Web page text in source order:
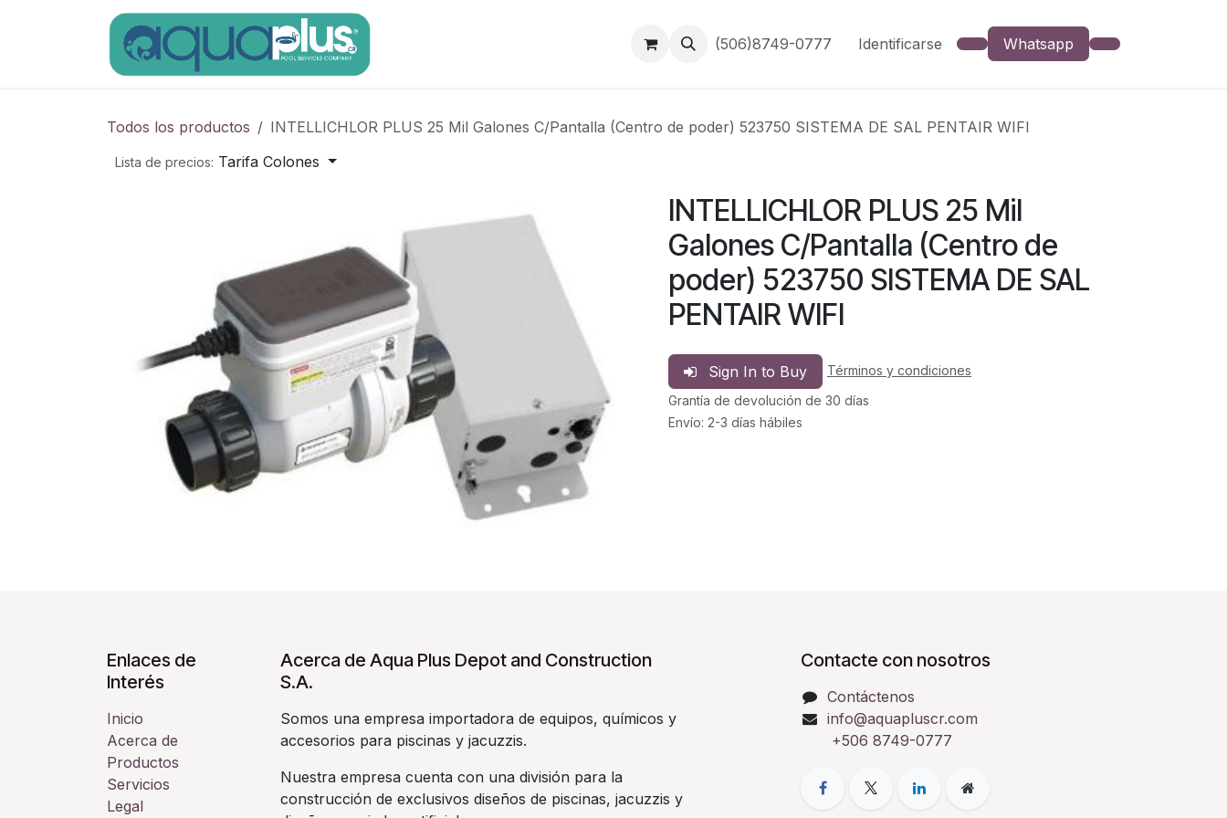
(506)8749-0777 Identificarse Whatsapp
Todos los productos INTELLICHLOR PLUS 25 Mil Galones C/Pantalla (Centro de poder) 523750 SISTEMA DE SAL PENTAIR WIFI
Lista de precios: Tarifa Colones
INTELLICHLOR PLUS 25 Mil
Galones C/Pantalla (Centro de
poder) 523750 SISTEMA DE SAL
PENTAIR WIFI
Sign In to Buy
Términos y condiciones
Grantía de devolución de 30 días
Envío: 2-3 días hábiles
Enlaces de
Interés
Inicio
Acerca de
Productos
Servicios
Legal
Acerca de Aqua Plus Depot and Construction
S.A.
Somos una empresa importadora de equipos, químicos y
accesorios para piscinas y jacuzzis.
Nuestra empresa cuenta con una división para la
construcción de exclusivos diseños de piscinas, jacuzzis y
Contacte con nosotros
Contáctenos
info@aquapluscr.com
+506 8749-0777